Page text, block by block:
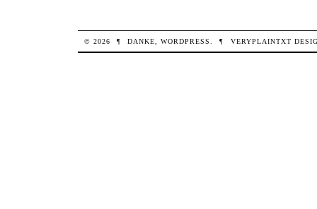
© 2026 ¶ DANKE,WORDPRESS ¶ VERYPLAINTXT